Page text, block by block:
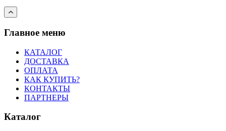
Главное меню
КАТАЛОГ
ДОСТАВКА
ОПЛАТА
КАК КУПИТЬ?
КОНТАКТЫ
ПАРТНЕРЫ
Каталог